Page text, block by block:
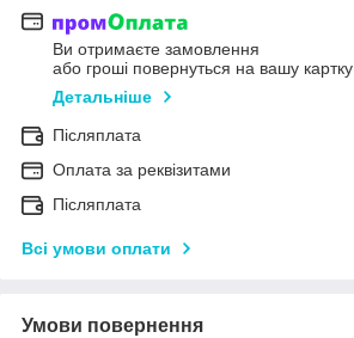
Ви отримаєте замовлення
або гроші повернуться на вашу картку
Детальніше
Післяплата
Оплата за реквізитами
Післяплата
Всі умови оплати
Умови повернення